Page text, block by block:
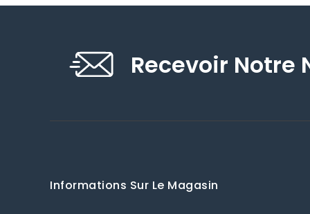
Recevoir Notre
Informations Sur Le Magasin